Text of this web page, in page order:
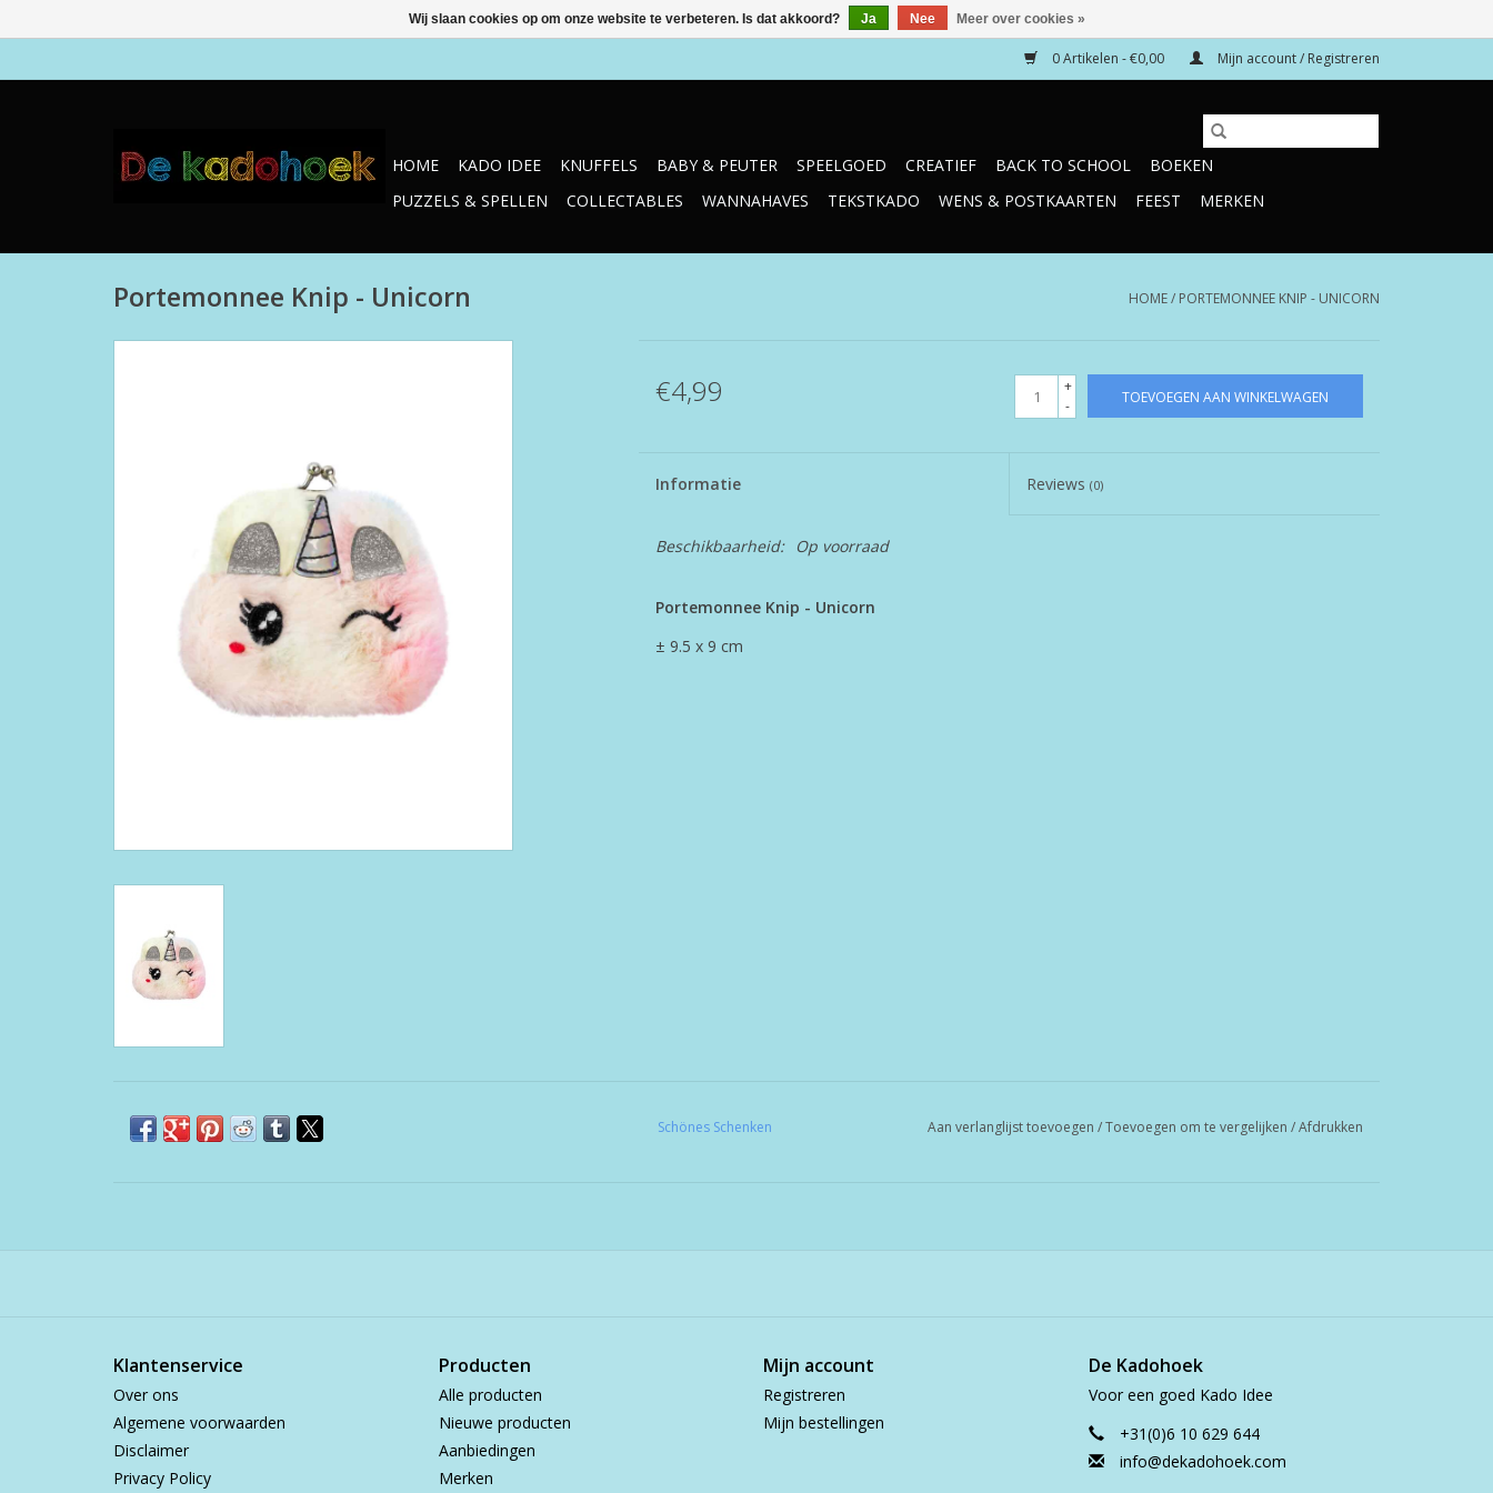
0 Artikelen - €0,00 Mijn account / Registreren
HOME KADO IDEE KNUFFELS BABY & PEUTER SPEELGOED CREATIEF BACK TO SCHOOL
BOEKEN
PUZZELS & SPELLEN
COLLECTABLES WANNAHAVES TEKSTKADO WENS & POSTKAARTEN FEEST MERKEN
Portemonnee Knip - Unicorn HOME/ PORTEMONNEE KNIP - UNICORN
€4,99
+
-
TOEVOEGEN AAN WINKELWAGEN
Informatie Reviews(0)
Beschikbaarheid: Op voorraad
Portemonnee Knip - Unicorn
± 9.5 x 9 cm
Schönes Schenken Aan verlanglijst toevoegen /Toevoegen om te vergelijken /Afdrukken
Klantenservice
Over ons
Algemene voorwaarden
Disclaimer
Privacy Policy
Producten
Alle producten
Nieuwe producten
Aanbiedingen
Merken
Mijn account
Registreren
Mijn bestellingen
De Kadohoek
Voor een goed Kado Idee
+31(0)6 10 629 644
info@dekadohoek.com
Wij slaan cookies op om onze website te verbeteren. Is dat akkoord? Ja Nee Meer over cookies »